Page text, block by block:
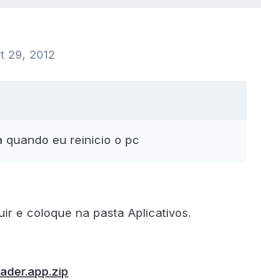
29, 2012
quando eu reinicio o pc
e coloque na pasta Aplicativos.